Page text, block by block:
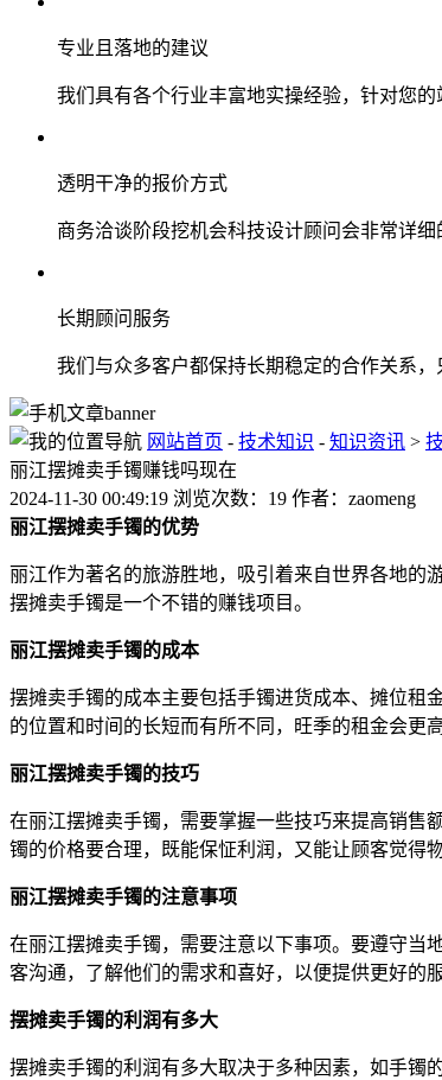
专业且落地的建议
我们具有各个行业丰富地实操经验，针对您
透明干净的报价方式
商务洽谈阶段挖机会科技设计顾问会非常详
长期顾问服务
我们与众多客户都保持长期稳定的合作关系
网站首页 - 技术知识 - 知识资讯 >
丽江摆摊卖手镯赚钱吗现在
2024-11-30 00:49:19 浏览次数：19 作者：zaomeng
丽江摆摊卖手镯的优势
丽江作为著名的旅游胜地，吸引着来自世界各地的
摆摊卖手镯是一个不错的赚钱项目。
丽江摆摊卖手镯的成本
摆摊卖手镯的成本主要包括手镯进货成本、摊位租
的位置和时间的长短而有所不同，旺季的租金会更
丽江摆摊卖手镯的技巧
在丽江摆摊卖手镯，需要掌握一些技巧来提高销售
镯的价格要合理，既能保怔利润，又能让顾客觉得
丽江摆摊卖手镯的注意事项
在丽江摆摊卖手镯，需要注意以下事项。要遵守当
客沟通，了解他们的需求和喜好，以便提供更好的服
摆摊卖手镯的利润有多大
摆摊卖手镯的利润有多大取决于多种因素，如手镯